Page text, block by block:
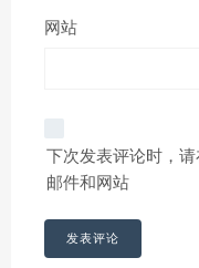
网站
下次发表评论时，
邮件和网站